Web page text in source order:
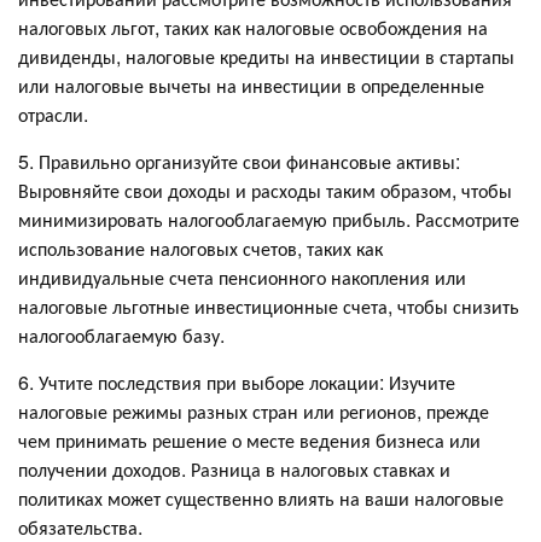
налоговых льгот, таких как налоговые освобождения на
дивиденды, налоговые кредиты на инвестиции в стартапы
или налоговые вычеты на инвестиции в определенные
отрасли.
5. Правильно организуйте свои финансовые активы:
Выровняйте свои доходы и расходы таким образом, чтобы
минимизировать налогооблагаемую прибыль. Рассмотрите
использование налоговых счетов, таких как
индивидуальные счета пенсионного накопления или
налоговые льготные инвестиционные счета, чтобы снизить
налогооблагаемую базу.
6. Учтите последствия при выборе локации: Изучите
налоговые режимы разных стран или регионов, прежде
чем принимать решение о месте ведения бизнеса или
получении доходов. Разница в налоговых ставках и
политиках может существенно влиять на ваши налоговые
обязательства.